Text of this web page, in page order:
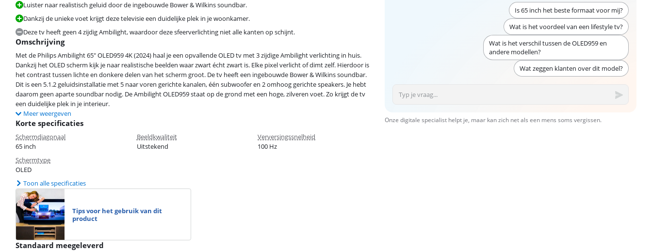
Is 65 inch het beste formaat voor mij?
Wat is het voordeel van een lifestyle tv?
Wat is het verschil tussen de OLED959 en
andere modellen?
Wat zeggen klanten over dit model?
Onze digitale specialist helpt je, maar kan zich net als een mens soms vergissen.
Luister naar realistisch geluid door de ingebouwde Bower & Wilkins soundbar.
Dankzij de unieke voet krijgt deze televisie een duidelijke plek in je woonkamer.
Deze tv heeft geen 4 zijdig Ambilight, waardoor deze sfeerverlichting niet alle kanten op schijnt.
Omschrijving
Met de Philips Ambilight 65" OLED959 4K (2024) haal je een opvallende OLED tv met 3 zijdige Ambilight verlichting in huis.
Dankzij het OLED scherm kijk je naar realistische beelden waar zwart écht zwart is. Elke pixel verlicht of dimt zelf. Hierdoor is
het contrast tussen lichte en donkere delen van het scherm groot. De tv heeft een ingebouwde Bower & Wilkins soundbar.
Dit is een 5.1.2 geluidsinstallatie met 5 naar voren gerichte kanalen, één subwoofer en 2 omhoog gerichte speakers. Je hebt
daarom geen aparte soundbar nodig. De Ambilight OLED959 staat op de grond met een hoge, zilveren voet. Zo krijgt de tv
een duidelijke plek in je interieur.
Meer weergeven
Korte specificaties
Schermdiagonaal
65 inch
Beeldkwaliteit
Uitstekend
Verversingssnelheid
100 Hz
Schermtype
OLED
Toon alle specificaties
Tips voor het gebruik van dit
product
Standaard meegeleverd